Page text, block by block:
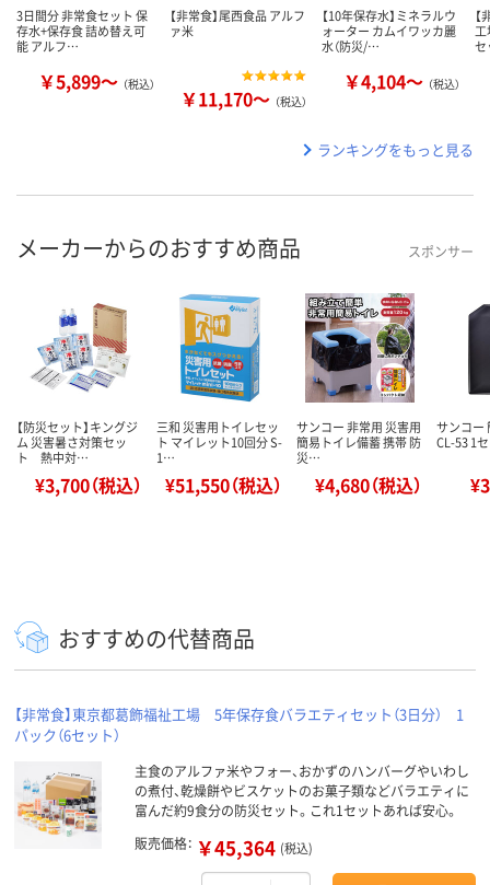
3日間分 非常食セット 保
存水+保存食 詰め替え可
能 アルフ…
￥5,899～ （税込）
【非常食】尾西食品 アルフ
ァ米
￥11,170～ （税込）
【10年保存水】ミネラルウ
ォーター カムイワッカ麗
水（防災/…
￥4,104～ （税込）
セ
ランキングをもっと見る
メーカーからのおすすめ商品 スポンサー
【防災セット】キングジ
ム 災害暑さ対策セッ
ト 熱中対…
¥3,700（税込）
三和 災害用トイレセッ
ト マイレット10回分 S-
1…
¥51,550（税込）
サンコー 非常用 災害用
簡易トイレ備蓄 携帯 防
災…
¥4,680（税込）
サンコー
CL-53 1
おすすめの代替商品
【非常食】東京都葛飾福祉工場 5年保存食バラエティセット（3日分） 1
パック（6セット）
主食のアルファ米やフォー、おかずのハンバーグやいわし
の煮付、乾燥餅やビスケットのお菓子類などバラエティに
富んだ約9食分の防災セット。これ1セットあれば安心。
販売価格： ￥45,364 (税込)